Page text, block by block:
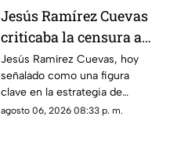
Jesús Ramírez Cuevas
criticaba la censura a
medios en 2013
Jesús Ramírez Cuevas, hoy
señalado como una figura
clave en la estrategia de
censura del gobierno, criticaba
agosto 06, 2026 08:33 p. m.